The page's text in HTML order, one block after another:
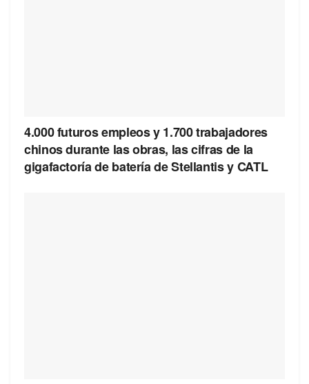
4.000 futuros empleos y 1.700 trabajadores
chinos durante las obras, las cifras de la
gigafactoría de batería de Stellantis y CATL